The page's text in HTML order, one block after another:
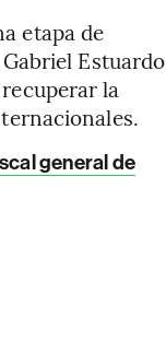
etapa de
Estuardo
la
general de